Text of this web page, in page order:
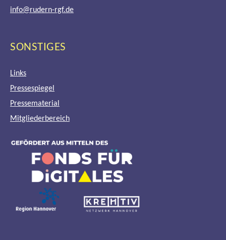
info@rudern-rgf.de
SONSTIGES
Links
Pressespiegel
Pressematerial
Mitgliederbereich